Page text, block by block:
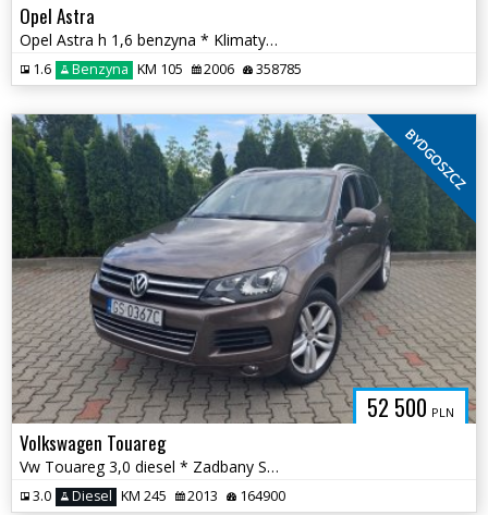
Opel Astra
Opel Astra h 1,6 benzyna * Klimatyzacja Zadbane wnętrze * Bydgoszcz
1.6 Benzyna KM 105 2006 358785
52 500 PLN
BYDGOSZCZ
Volkswagen Touareg
Vw Touareg 3,0 diesel * Zadbany Skóry Hak Nowe hamulce CarPlay *
3.0 Diesel KM 245 2013 164900